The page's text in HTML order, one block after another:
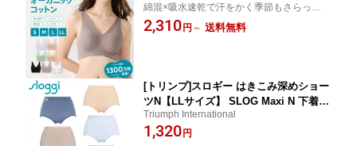
プ Vネック【S,M,Lサイズ】sloggi G06
8 N-Top2 オーガニックコットン インナ
綿混×吸水速乾で汗をかく季節もさらっと快
適！縫い目ゼロでなめらかな着けごこち 無
縫製
2,310円 ～ 送料無料
[トリンプ]スロギー はきこみ深めショー
ツN【LLサイズ】 SLOG Maxi N 下着
レディース ショーツ ハイウエスト 深履
き 深ばき 綿混 快適 シンプル 無地 ロン
Triumph International
1,320円